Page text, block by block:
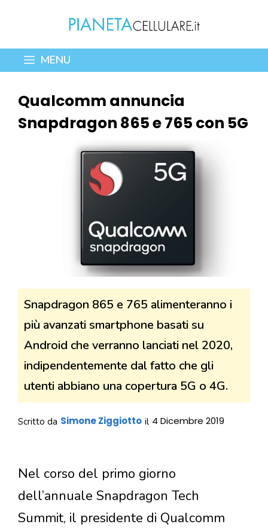
contenuto
MENU
Qualcomm annuncia
Snapdragon 865 e 765 con 5G
Snapdragon 865 e 765 alimenteranno i
più avanzati smartphone basati su
Android che verranno lanciati nel 2020,
indipendentemente dal fatto che gli
utenti abbiano una copertura 5G o 4G.
Scritto da Simone Ziggiotto il 4 Dicembre 2019
Nel corso del primo giorno
dell’annuale Snapdragon Tech
Summit, il presidente di Qualcomm